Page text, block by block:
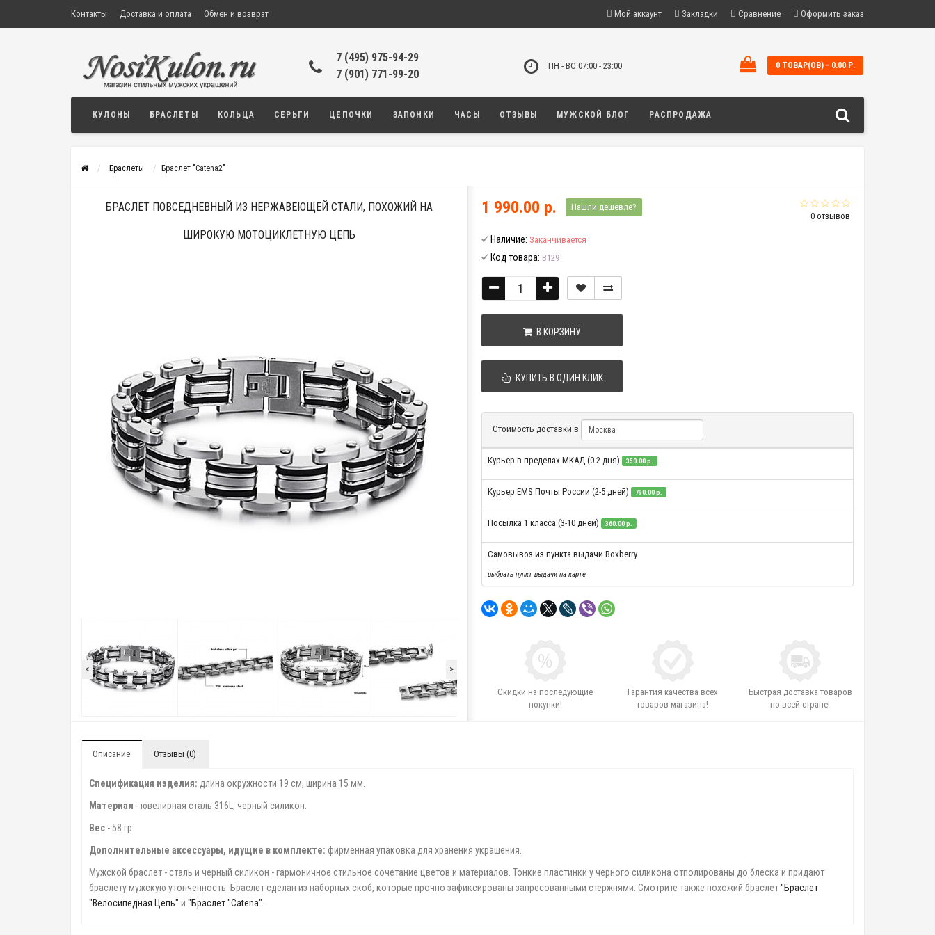
Контакты Доставка и оплата Обмен и возврат Мой аккаунт Закладки Сравнение Оформить заказ
7 (495) 975-94-29
7 (901) 771-99-20
ПН - ВС 07:00 - 23:00 0 ТОВАР(ОВ) - 0.00 Р.
КУЛОНЫ БРАСЛЕТЫ КОЛЬЦА СЕРЬГИ ЦЕПОЧКИ ЗАПОНКИ ЧАСЫ ОТЗЫВЫ МУЖСКОЙ БЛОГ РАСПРОДАЖА
Браслеты Браслет "Catena2"
БРАСЛЕТ ПОВСЕДНЕВНЫЙ ИЗ НЕРЖАВЕЮЩЕЙ СТАЛИ, ПОХОЖИЙ НА
ШИРОКУЮ МОТОЦИКЛЕТНУЮ ЦЕПЬ
< >
0 отзывов
1 990.00 р. Нашли дешевле?
Наличие: Заканчивается
Код товара: B129
В КОРЗИНУ
КУПИТЬ В ОДИН КЛИК
Стоимость доставки в
Курьер в пределах МКАД (0-2 дня) 350.00 р.
Курьер EMS Почты России (2-5 дней) 790.00 р.
Посылка 1 класса (3-10 дней) 360.00 р.
Самовывоз из пункта выдачи Boxberry
выбрать пункт выдачи на карте
Скидки на последующие
покупки!
Гарантия качества всех
товаров магазина!
Быстрая доставка товаров
по всей стране!
Описание Отзывы (0)
Спецификация изделия: длина окружности 19 cм, ширина 15 мм.
Материал - ювелирная сталь 316L, черный силикон.
Вес - 58 гр.
Дополнительные аксессуары, идущие в комплекте: фирменная упаковка для хранения украшения.
Мужской браслет - сталь и черный силикон - гармоничное стильное сочетание цветов и материалов. Тонкие пластинки у черного силикона отполированы до блеска и придают
браслету мужскую утонченность. Браслет сделан из наборных скоб, которые прочно зафиксированы запресованными стержнями. Смотрите также похожий браслет"Браслет
"Велосипедная Цепь" и "Браслет "Catena".